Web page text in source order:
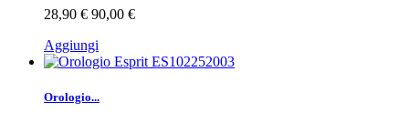
28,90 € 90,00 €
Aggiungi
Orologio...